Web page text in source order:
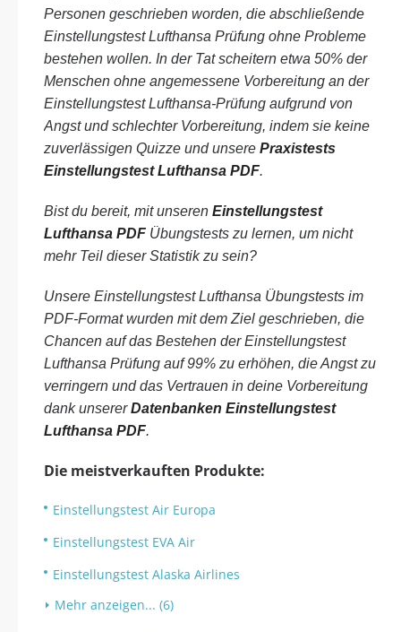
Personen geschrieben worden, die abschließende
Einstellungstest Lufthansa Prüfung ohne Probleme
bestehen wollen. In der Tat scheitern etwa 50% der
Menschen ohne angemessene Vorbereitung an der
Einstellungstest Lufthansa-Prüfung aufgrund von
Angst und schlechter Vorbereitung, indem sie keine
zuverlässigen Quizze und unsere Praxistests
Einstellungstest Lufthansa PDF.
Bist du bereit, mit unseren Einstellungstest
Lufthansa PDF Übungstests zu lernen, um nicht
mehr Teil dieser Statistik zu sein?
Unsere Einstellungstest Lufthansa Übungstests im
PDF-Format wurden mit dem Ziel geschrieben, die
Chancen auf das Bestehen der Einstellungstest
Lufthansa Prüfung auf 99% zu erhöhen, die Angst zu
verringern und das Vertrauen in deine Vorbereitung
dank unsererDatenbanken Einstellungstest
Lufthansa PDF.
Die meistverkauften Produkte:
Einstellungstest Air Europa
Einstellungstest EVA Air
Einstellungstest Alaska Airlines
Mehr anzeigen... (6)